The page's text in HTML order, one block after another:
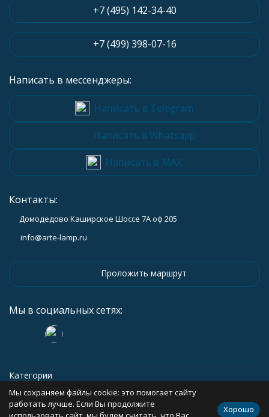
+7 (495) 142-34-40
+7 (499) 398-07-16
Написать в мессенджеры:
Написать в Telegram
Написать в Whatsapp
Написать в MAX
Контакты:
Домодедово Каширское Шоссе 7А оф 205
info@arte-lamp.ru
Проложить маршрут
Мы в социальных сетях:
Категории
Информация
Мы сохраняем файлы cookie: это помогает сайту
работать лучше. Если Вы продолжите
Хорошо